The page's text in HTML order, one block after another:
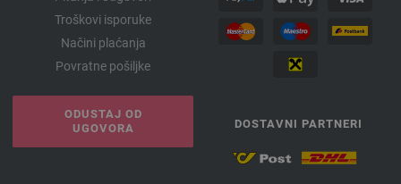
Troškovi isporuke
Načini plaćanja
Povratne pošiljke
ODUSTAJ OD
UGOVORA
DOSTAVNI PARTNERI